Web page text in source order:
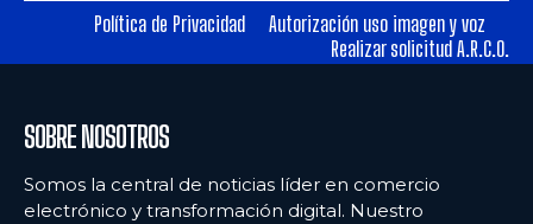
Ecommercenews
ARGENTINA
BOLIVIA
Ecommercenews
ARGENTINA
BOLIVIA
Política de Privacidad
Autorización uso imagen y voz
Realizar solicitud A.R.C.O.
SOBRE NOSOTROS
Somos la central de noticias líder en comercio
electrónico y transformación digital. Nuestro